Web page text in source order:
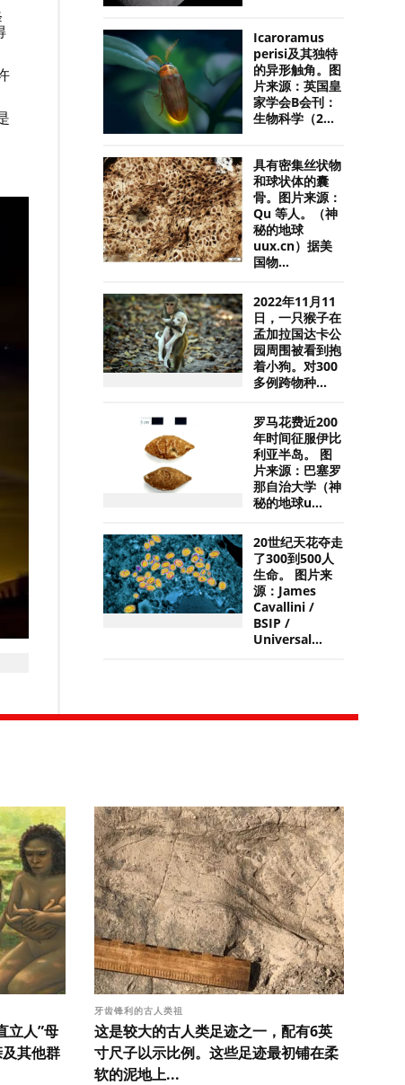
Icaroramus
perisi及其独特
的异形触角。图
片来源：英国皇
家学会B会刊：
生物科学（2...
具有密集丝状物
和球状体的囊
骨。图片来源：
Qu 等人。（神
秘的地球
uux.cn）据美
国物...
2022年11月11
日，一只猴子在
孟加拉国达卡公
园周围被看到抱
着小狗。对300
多例跨物种...
罗马花费近200
年时间征服伊比
利亚半岛。 图
片来源：巴塞罗
那自治大学（神
秘的地球u...
20世纪天花夺走
了300到500人
生命。 图片来
源：James
Cavallini /
BSIP /
Universal...
立人”母
其他群
牙齿锋利的古人类祖
这是较大的古人类足迹之一，配有6英
寸尺子以示比例。这些足迹最初铺在柔
软的泥地上...